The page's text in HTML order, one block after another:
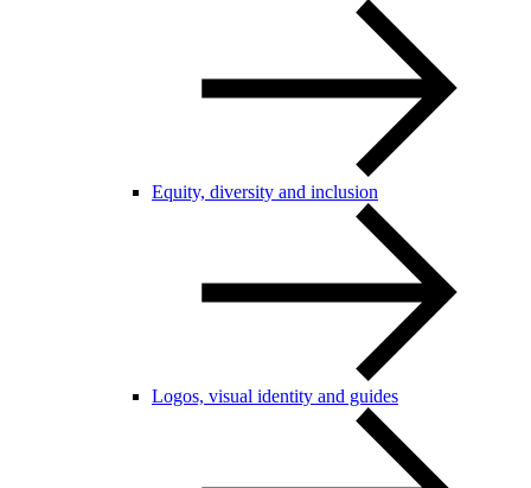
Equity, diversity and inclusion
Logos, visual identity and guides